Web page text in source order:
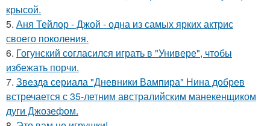
крысой.
5. Аня Тейлор - Джой - одна из самых ярких актрис
своего поколения.
6. Гогунский согласился играть в "Универе", чтобы
избежать порчи.
7. Звeздa сериала "Дневники Вампира" Нина добрев
встречается с 35-летним австралийским манекенщиком
дуги Джозефом.